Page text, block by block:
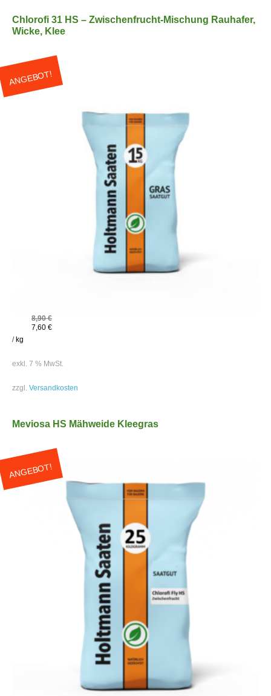
Chlorofi 31 HS – Zwischenfrucht-Mischung Rauhafer,
Wicke, Klee
ANGEBOT!
8,90€
7,60 €
/ kg
exkl. 7 % MwSt.
zzgl. Versandkosten
Meviosa HS Mähweide Kleegras
ANGEBOT!